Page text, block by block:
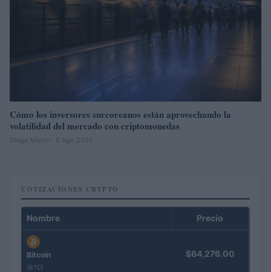
Cómo los inversores surcoreanos están aprovechando la
volatilidad del mercado con criptomonedas
Diego Martín · 6 Ago 2026
COTIZACIONES CRYPTO
Nombre Precio
Bitcoin
(BTC)
$64,276.00